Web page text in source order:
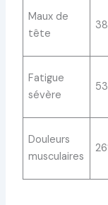
Maux de
tête
Fatigue
sévère
Douleurs
musculaires